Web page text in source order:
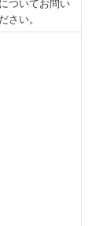
ついてお問い
さい。